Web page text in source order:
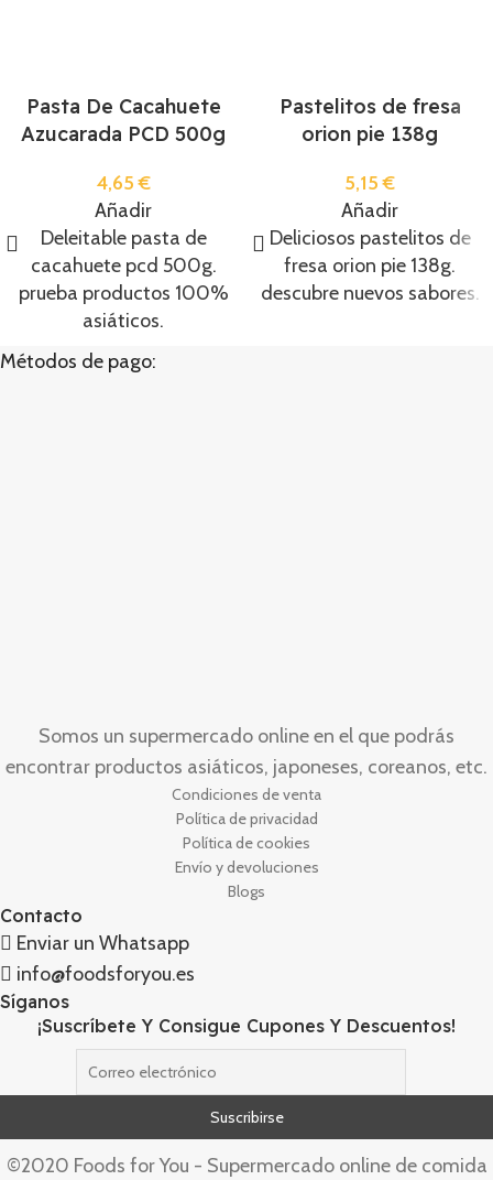
Pasta De Cacahuete
Azucarada PCD 500g
4,65€
Añadir
Deleitable pasta de
cacahuete pcd 500g.
prueba productos 100%
asiáticos.
Pastelitos de fresa
orion pie 138g
5,15€
Añadir
Deliciosos pastelitos de
fresa orion pie 138g.
descubre nuevos sabores.
Métodos de pago:
Somos un supermercado online en el que podrás
encontrar productos asiáticos, japoneses, coreanos, etc.
Condiciones de venta
Política de privacidad
Política de cookies
Envío y devoluciones
Blogs
Contacto
Enviar un Whatsapp
info@foodsforyou.es
Síganos
¡Suscríbete Y Consigue Cupones Y Descuentos!
©2020 Foods for You - Supermercado online de comida